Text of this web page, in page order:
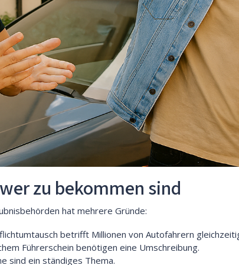
zu bekommen sind
hat mehrere Gründe:
betrifft Millionen von Autofahrern
Führerschein benötigen eine Umschreibung.
sind ein ständiges Thema.